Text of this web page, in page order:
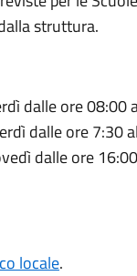
struttura.
dalle ore 08:00
dalle ore 7:30
dalle ore
locale.